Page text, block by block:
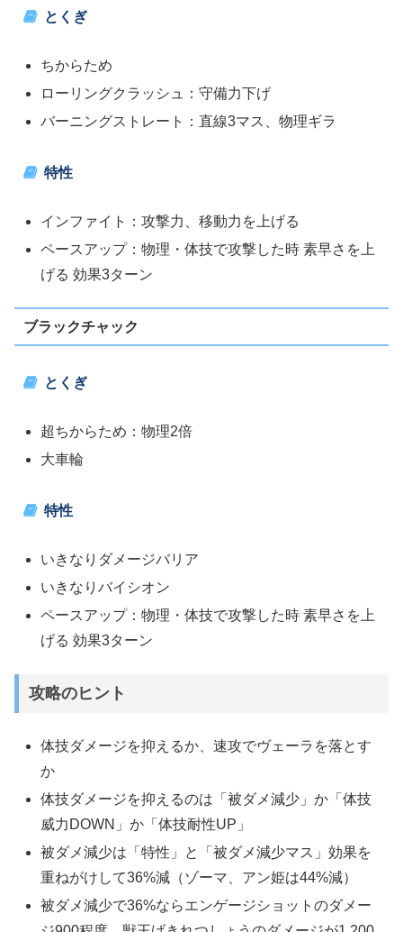
とくぎ
ちからため
ローリングクラッシュ：守備力下げ
バーニングストレート：直線3マス、物理ギラ
特性
インファイト：攻撃力、移動力を上げる
ペースアップ：物理・体技で攻撃した時 素早さを上
げる 効果3ターン
ブラックチャック
とくぎ
超ちからため：物理2倍
大車輪
特性
いきなりダメージバリア
いきなりバイシオン
ペースアップ：物理・体技で攻撃した時 素早さを上
げる 効果3ターン
攻略のヒント
体技ダメージを抑えるか、速攻でヴェーラを落とす
か
体技ダメージを抑えるのは「被ダメ減少」か「体技
威力DOWN」か「体技耐性UP」
被ダメ減少は「特性」と「被ダメ減少マス」効果を
重ねがけして36%減（ゾーマ、アン姫は44%減）
被ダメ減少で36%ならエンゲージショットのダメー